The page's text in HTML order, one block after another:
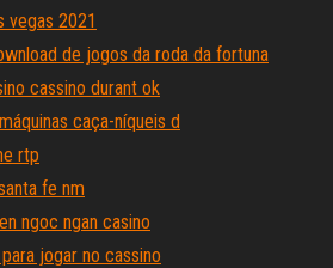
vegas 2021
de jogos da roda da fortuna
cassino durant ok
caça-níqueis d
rtp
fe nm
ngoc ngan casino
jogar no cassino